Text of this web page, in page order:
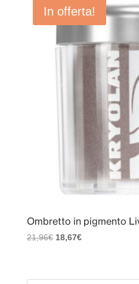
In offerta!
Ombretto in pigmento
21,96€ Il
era:
18,67€Il
è: